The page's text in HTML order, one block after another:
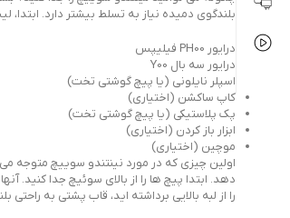
بلندگوی دمیده نیاز به تسلط بیشتر دارد. ابتدا،
درایور PH00 فیلیپس
درایور سه بال Y00
اسپلر نایلونی (یا پیچ گوشتی تخت)
کاپ ساکشن (اختیاری)
پک پلاستیکی (یا پیچ گوشتی تخت)
ابزار باز کردن (اختیاری)
موچین (اختیاری)
اولین چیزی که در مورد نینتندو سوییچ متوجه
دهد. ابتدا پیچ ها را از بالای سوئیچ جدا
را از لبه بالایی برداشته اید، قاب پشتی به